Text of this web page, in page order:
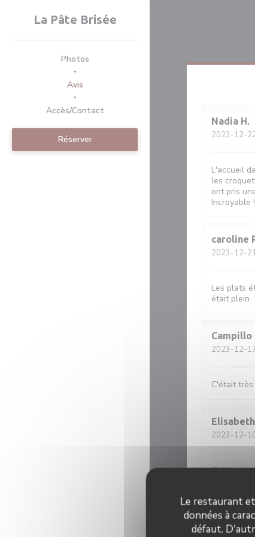
Le restaurant
données à
défaut.
La Pâte Brisée
Photos
Avis
Accès/Contact
Réserver
Nadia H
2023-12-
L'accueil
les
ont pris
Incroyable
caroline
2023-12-
Les plats
était plein
Campillo
2023-12-
C'était
Elisabeth
2023-12-
Oui bon
Frederic
2023-12-08